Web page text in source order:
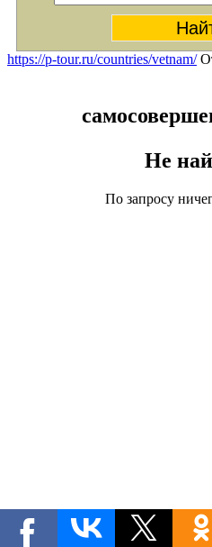
https://p-tour.ru/countries/vetnam/
Не
По запросу